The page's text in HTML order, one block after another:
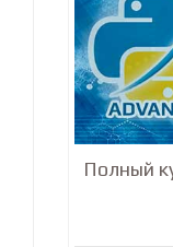
Полный